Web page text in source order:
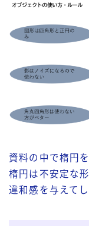
資料の中で楕円
楕円は不安定な
違和感を与えてし